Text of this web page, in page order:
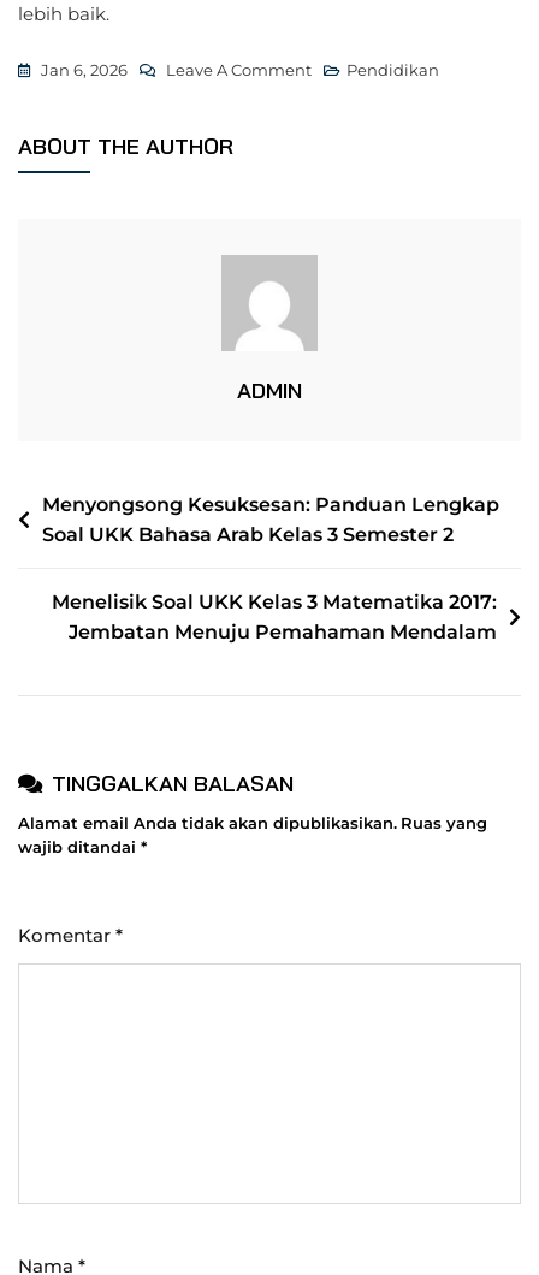
lebih baik.
Jan 6, 2026 Leave A CommentOn
Soal
3
Pendidikan
ABOUT THE AUTHOR
ADMIN
NAVIGASI
POS
Menyongsong Kesuksesan: Panduan Lengkap
Soal UKK Bahasa Arab Kelas 3 Semester 2
Menelisik Soal UKK Kelas 3 Matematika 2017:
Jembatan Menuju Pemahaman Mendalam
TINGGALKAN BALASAN
Alamat email Anda tidak akan dipublikasikan. Ruas yang
wajib ditandai *
Komentar *
Nama *